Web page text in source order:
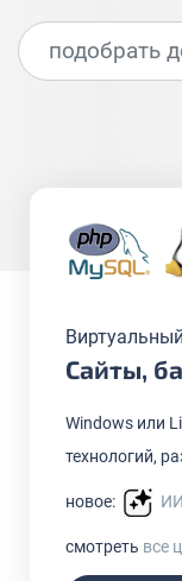
Сайты,
Windows или
технологий,
новое:
смотреть все